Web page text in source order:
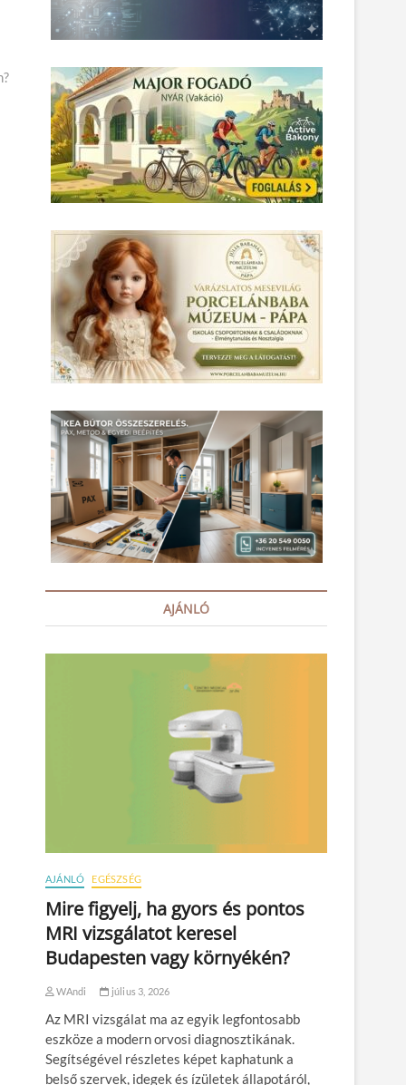
AJÁNLÓ
AJÁNLÓ EGÉSZSÉG
Mire figyelj, ha gyors és pontos
MRI vizsgálatot keresel
Budapesten vagy környékén?
WAndi július 3, 2026
Az MRI vizsgálat ma az egyik legfontosabb
eszköze a modern orvosi diagnosztikának.
Segítségével részletes képet kaphatunk a
belső szervek, idegek és ízületek állapotáról,